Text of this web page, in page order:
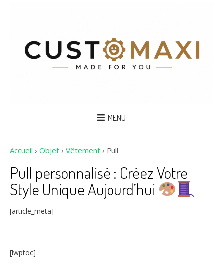
MENU
Accueil › Objet › Vêtement › Pull
Pull personnalisé : Créez Votre
Style Unique Aujourd’hui
[article_meta]
[lwptoc]